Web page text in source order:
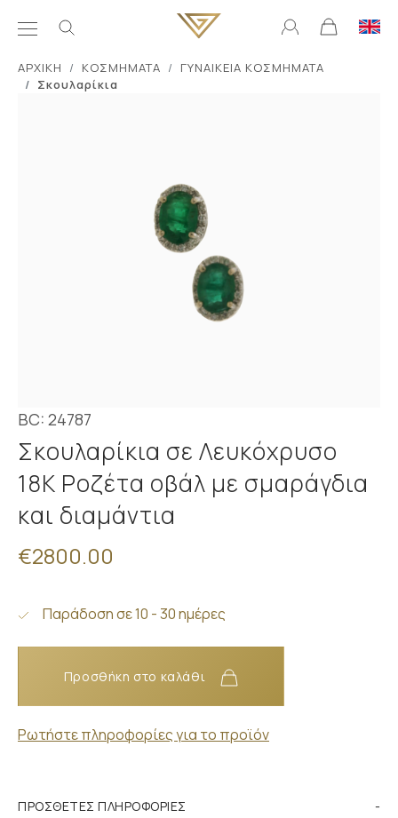
ΑΡΧΙΚΗ ΚΟΣΜΗΜΑΤΑ
ΓΥΝΑΙΚΕΙΑ ΚΟΣΜΗΜΑΤΑ
Σκουλαρίκια
BC: 24787
Σκουλαρίκια σε Λευκόχρυσο
18Κ Ροζέτα οβάλ με σμαράγδια
και διαμάντια
€2800.00
Παράδοση σε 10 - 30 ημέρες
Προσθήκη στο καλάθι
Ρωτήστε πληροφορίες για το προϊόν
ΠΡΌΣΘΕΤΕΣ ΠΛΗΡΟΦΟΡΊΕΣ